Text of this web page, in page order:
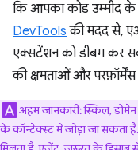
कि आपका कोड उम्मीद के
DevTools की मदद से,
एक्सटेंशन को डीबग कर
की क्षमताओं और
अहम जानकारी: स्किल,
के कॉन्टेक्स्ट में जोड़ा जा सकता